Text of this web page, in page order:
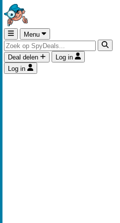
Menu
Deal delen
Log in
Log in